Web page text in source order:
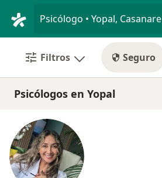
Psicólogo • Yopal, Casanare
Filtros Seguro
Psicólogos en Yopal